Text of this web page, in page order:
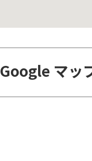
Google マッ